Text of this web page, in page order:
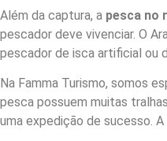
Além da captura, a pesca no
pescador deve vivenciar. O
pescador de isca artificial ou
Na Famma Turismo, somos
pesca possuem muitas
uma expedição de sucesso. A